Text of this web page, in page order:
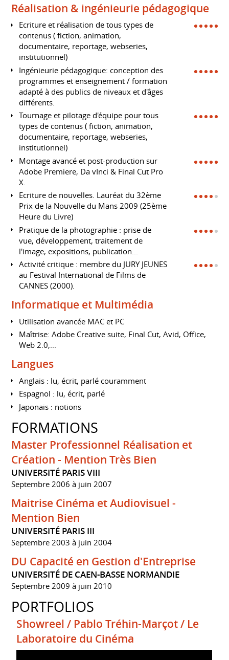
Réalisation & ingénieurie pédagogique
Ecriture et réalisation de tous types de
contenus ( fiction, animation,
documentaire, reportage, webseries,
institutionnel)
Ingénieurie pédagogique: conception des
programmes et enseignement / formation
adapté à des publics de niveaux et d'âges
différents.
Tournage et pilotage d'équipe pour tous
types de contenus ( fiction, animation,
documentaire, reportage, webseries,
institutionnel)
Montage avancé et post-production sur
Adobe Premiere, Da vInci & Final Cut Pro
X.
Ecriture de nouvelles. Lauréat du 32ème
Prix de la Nouvelle du Mans 2009 (25ème
Heure du Livre)
Pratique de la photographie : prise de
vue, développement, traitement de
l'image, expositions, publication...
Activité critique : membre du JURY JEUNES
au Festival International de Films de
CANNES (2000).
Informatique et Multimédia
Utilisation avancée MAC et PC
Maîtrise: Adobe Creative suite, Final Cut, Avid, Office,
Web 2.0,...
Langues
Anglais : lu, écrit, parlé couramment
Espagnol : lu, écrit, parlé
Japonais : notions
FORMATIONS
Master Professionnel Réalisation et
Création - Mention Très Bien
UNIVERSITÉ PARIS VIII
Septembre 2006 à juin 2007
Maitrise Cinéma et Audiovisuel -
Mention Bien
UNIVERSITÉ PARIS III
Septembre 2003 à juin 2004
DU Capacité en Gestion d'Entreprise
UNIVERSITÉ DE CAEN-BASSE NORMANDIE
Septembre 2009 à juin 2010
PORTFOLIOS
Showreel / Pablo Tréhin-Marçot / Le
Laboratoire du Cinéma